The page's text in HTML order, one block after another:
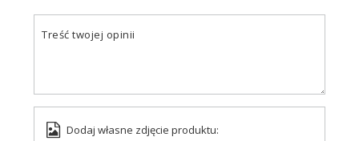
Treść twojej opinii
Dodaj własne zdjęcie produktu: